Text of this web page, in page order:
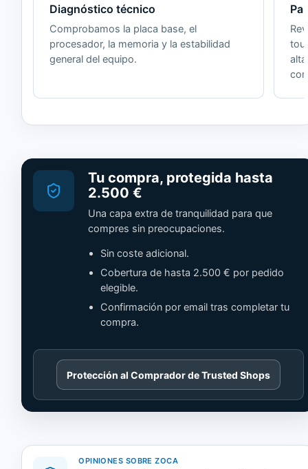
Diagnóstico técnico
Comprobamos la placa base, el
procesador, la memoria y la estabilidad
general del equipo.
Tu compra, protegida hasta
2.500 €
Una capa extra de tranquilidad para que
compres sin preocupaciones.
Sin coste adicional.
Cobertura de hasta 2.500 € por pedido
elegible.
Confirmación por email tras completar tu
compra.
Cargando
contenido
de
Protección al Comprador de Trusted Shops
OPINIONES SOBRE ZOCA